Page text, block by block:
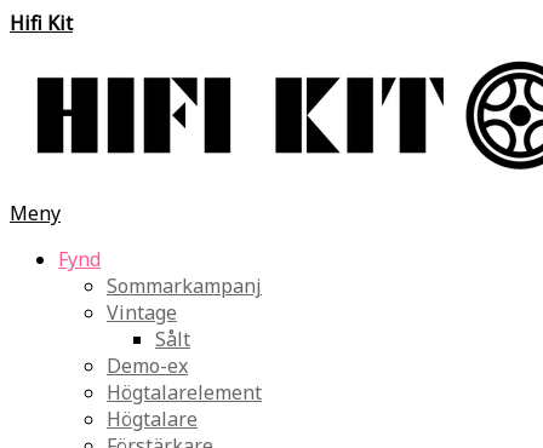
Hifi Kit
Meny
Fynd
Sommarkampanj
Vintage
Sålt
Demo-ex
Högtalarelement
Högtalare